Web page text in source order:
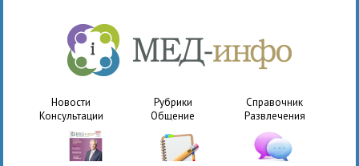
Новости Рубрики
Справочник
Консультации
Общение Развлечения